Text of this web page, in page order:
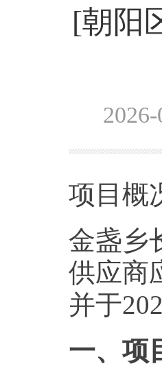
[朝阳
项目概
金盏乡
供应商
并于
一、项